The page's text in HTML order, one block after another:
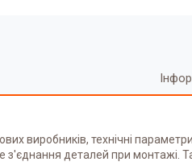
виробників, технічні
з'єднання деталей при монтажі.